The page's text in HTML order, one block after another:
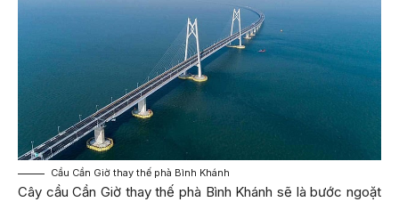
Cầu Cần Giờ thay thế phà Bình Khánh
Cây cầu Cần Giờ thay thế phà Bình Khánh sẽ là bước ngoặt